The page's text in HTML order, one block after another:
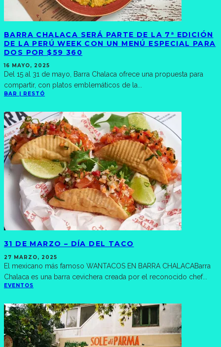
BARRA CHALACA SERÁ PARTE DE LA 7ª EDICIÓN
DE LA PERÚ WEEK CON UN MENÚ ESPECIAL PARA
DOS POR $59 360
16 MAYO, 2025
Del 15 al 31 de mayo, Barra Chalaca ofrece una propuesta para
compartir, con platos emblemáticos de la...
BAR | RESTÓ
31 DE MARZO – DÍA DEL TACO
27 MARZO, 2025
El mexicano más famoso WANTACOS EN BARRA CHALACABarra
Chalaca es una barra cevichera creada por el reconocido chef...
EVENTOS